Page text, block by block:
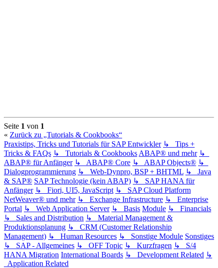
Seite 1 von 1
« Zurück zu „Tutorials & Cookbooks“
Praxistips, Tricks und Tutorials für SAP Entwickler ↳ Tips +
Tricks & FAQs ↳ Tutorials & Cookbooks ABAP® und mehr ↳
ABAP® für Anfänger ↳ ABAP® Core ↳ ABAP Objects® ↳
Dialogprogrammierung ↳ Web-Dynpro, BSP + BHTML ↳ Java
& SAP® SAP Technologie (kein ABAP) ↳ SAP HANA für
Anfänger ↳ Fiori, UI5, JavaScript ↳ SAP Cloud Platform
NetWeaver® und mehr ↳ Exchange Infrastructure ↳ Enterprise
Portal ↳ Web Application Server ↳ Basis Module ↳ Financials
↳ Sales and Distribution ↳ Material Management &
Produktionsplanung ↳ CRM (Customer Relationship
Management) ↳ Human Resources ↳ Sonstige Module Sonstiges
↳ SAP - Allgemeines ↳ OFF Topic ↳ Kurzfragen ↳ S/4
HANA Migration International Boards ↳ Development Related ↳
Application Related